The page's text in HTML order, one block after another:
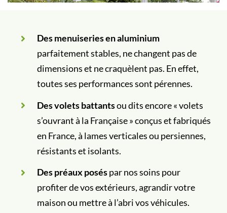
Des menuiseries en aluminium
parfaitement stables, ne changent pas de
dimensions et ne craquèlent pas. En effet,
toutes ses performances sont pérennes.
Des volets battantsou dits encore « volets
s’ouvrant à la Française » conçus et fabriqués
en France, à lames verticales ou persiennes,
résistants et isolants.
Des préaux poséspar nos soins pour
profiter de vos extérieurs, agrandir votre
maison ou mettre à l’abri vos véhicules.